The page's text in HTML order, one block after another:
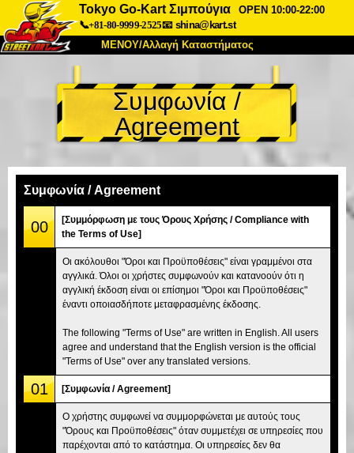
Tokyo Go-Kart Σιμπούγια
OPEN 10:00-22:00
📞+81-80-9999-2525📧 shina@kart.st
ΜΕΝΟΥ/Αλλαγή Καταστήματος
Σχετικά Προδιαγραφές Τιμές
Πρόσβαση Αναφορές Συχνές Ερωτήσεις
Αλλαγή Καταστήματος
Τόκιο Σινάγαουα #1
Τόκιο Ακίχαμπαρα #2
Τόκιο Σιμπούγια Annex Τόκιο Κόλπος
Τόκιο Ασακούσα Οσάκα
Συμφωνία /
Agreement
Συμφωνία / Agreement
00
[Συμμόρφωση με τους Όρους Χρήσης / Compliance with
the Terms of Use]
Οι ακόλουθοι "Όροι και Προϋποθέσεις" είναι γραμμένοι στα
αγγλικά. Όλοι οι χρήστες συμφωνούν και κατανοούν ότι η
αγγλική έκδοση είναι οι επίσημοι "Όροι και Προϋποθέσεις"
έναντι οποιασδήποτε μεταφρασμένης έκδοσης.
The following "Terms of Use" are written in English. All users
agree and understand that the English version is the official
"Terms of Use" over any translated versions.
01 [Συμφωνία / Agreement]
Ο χρήστης συμφωνεί να συμμορφώνεται με αυτούς τους
"Όρους και Προϋποθέσεις" όταν συμμετέχει σε υπηρεσίες που
παρέχονται από το κατάστημα. Οι υπηρεσίες δεν θα